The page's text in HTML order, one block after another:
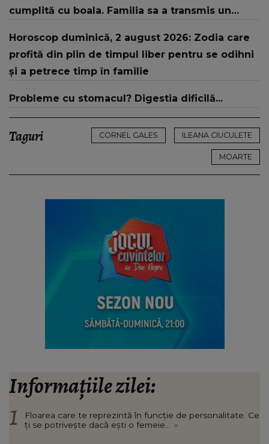
cumplită cu boala. Familia sa a transmis un
Horoscop duminică, 2 august 2026: Zodia care
profită din plin de timpul liber pentru se odihni
și a petrece timp în familie
Probleme cu stomacul? Digestia dificilă...
Taguri CORNEL GALES ILEANA CIUCULETE
MOARTE
Informațiile zilei:
Floarea care te reprezintă în funcție de personalitate. Ce
ți se potrivește dacă ești o femeie...
»